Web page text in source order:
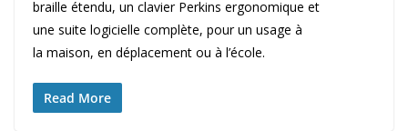
braille étendu, un clavier Perkins ergonomique et
une suite logicielle complète, pour un usage à
la maison, en déplacement ou à l’école.
Read More